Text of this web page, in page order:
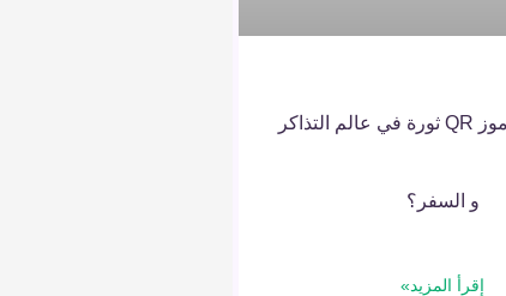
كيف تُحدث رموز QR ثورة في عالم التذاكر
و السفر؟
إقرأ المزيد»